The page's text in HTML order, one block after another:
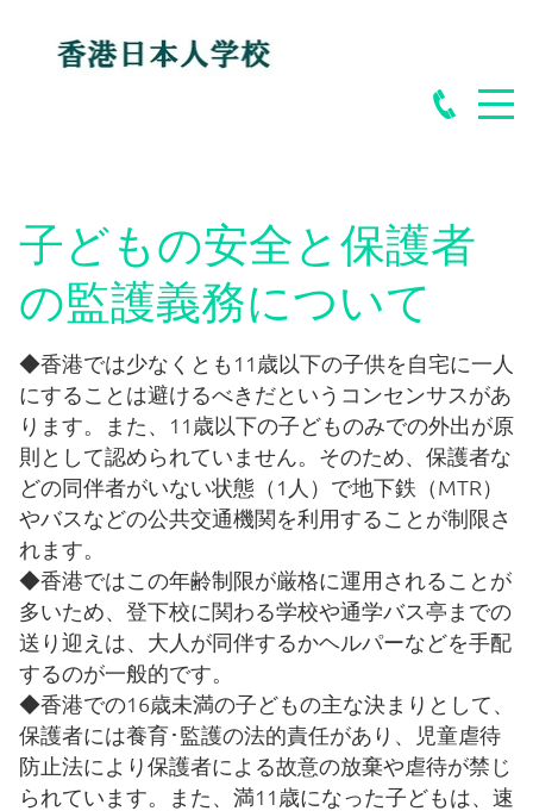
香港日本人学校とは
学校長あいさつ
事務局のご案内
子どもの安全と保護者
の監護義務について
◆香港では少なくとも11歳以下の子供を自宅に一人
にすることは避けるべきだというコンセンサスがあ
ります。また、11歳以下の子どものみでの外出が原
則として認められていません。そのため、保護者な
どの同伴者がいない状態（1人）で地下鉄（MTR）
やバスなどの公共交通機関を利用することが制限さ
れます。
◆香港ではこの年齢制限が厳格に運用されることが
多いため、登下校に関わる学校や通学バス亭までの
送り迎えは、大人が同伴するかヘルパーなどを手配
するのが一般的です。
◆香港での16歳未満の子どもの主な決まりとして、
保護者には養育･監護の法的責任があり、児童虐待
防止法により保護者による故意の放棄や虐待が禁じ
られています。また、満11歳になった子どもは、速